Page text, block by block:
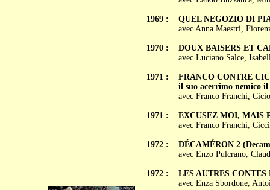
1969 :
1970 :
1971 :
1971 :
1972 :
1972 :
QUEL NEGOZIO DI
avec Anna Maestri,
DOUX BAISERS ET
avec Luciano Salce,
FRANCO CONTRE
il suo acerrimo nemico
avec Franco Franchi,
EXCUSEZ MOI, MAIS
avec Franco Franchi,
DÉCAMÉRON 2
avec Enzo Pulcrano,
LES AUTRES
avec Enza Sbordone,